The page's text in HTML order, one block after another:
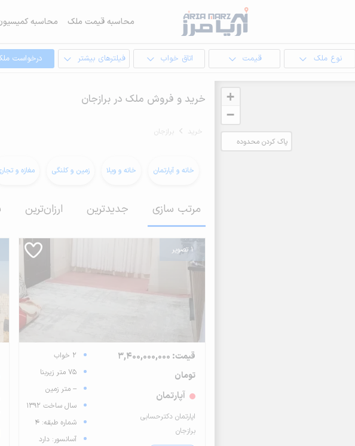
محاسبه قیمت ملک محاسبه
نوع ملک قیمت اتاق خواب فیلترهای بیشتر درخواست
+
−
پاک کردن محدوده
خرید و فروش ملک در برازجان
خرید برازجان
خانه و آپارتمان خانه و ویلا زمین و کلنگی مغازه و
مرتب سازی جدیدترین ارزان‌ترین
1 تصویر
قیمت: 3,400,000,000
تومان
آپارتمان
اپارتمان دکترحسابی
برازجان
2 خواب
75 متر زیربنا
-- متر زمین
سال ساخت 1392
شماره طبقه: 4
آسانسور: دارد